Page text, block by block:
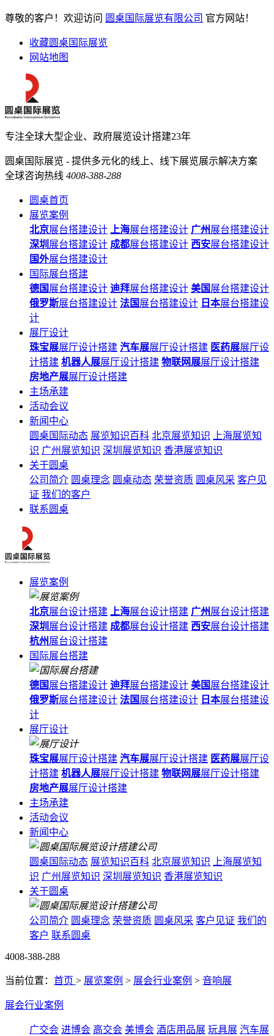
尊敬的客户！欢迎访问 圆桌国际展览有限公司 官方网站！
收藏圆桌国际展览
网站地图
专注全球大型企业、政府展览设计搭建23年
圆桌国际展览 - 提供多元化的线上、线下展览展示解决方案
全球咨询热线 4008-388-288
圆桌首页
展览案例
北京展台搭建设计 上海展台搭建设计 广州展台搭建设计
深圳 展台搭建设计 成都展台搭建设计 西安展台搭建设计
国外展台搭建设计
国际展台搭建
德国 展台搭建设计 迪拜展台搭建设计 美国 展台搭建设计
俄罗斯展台搭建设计 法国 展台搭建设计 日本展台搭建设
计
展厅设计
珠宝展展厅设计搭建 汽车展展厅设计搭建 医药展展厅设
计搭建 机器人展展厅设计搭建 物联网展展厅设计搭建
房地产展展厅设计搭建
主场承建
活动会议
新闻中心
圆桌国际动态 展览知识百科 北京展览知识
上海展览知
识 广州展览知识 深圳展览知识 香港展览知识
关于圆桌
公司简介 圆桌理念 圆桌动态 荣誉资质 圆桌风采 客户见
证 我们的客户
联系圆桌
展览案例
北京展台设计搭建 上海展台设计搭建 广州展台设计搭建
深圳 展台设计搭建 成都展台设计搭建 西安展台设计搭建
杭州展台设计搭建
国际展台搭建
德国 展台搭建设计 迪拜展台搭建设计 美国 展台搭建设计
俄罗斯展台搭建设计 法国 展台搭建设计 日本展台搭建设
计
展厅设计
珠宝展展厅设计搭建 汽车展展厅设计搭建 医药展展厅设
计搭建 机器人展展厅设计搭建 物联网展展厅设计搭建
房地产展展厅设计搭建
主场承建
活动会议
新闻中心
圆桌国际动态 展览知识百科 北京展览知识
上海展览知
识 广州展览知识 深圳展览知识 香港展览知识
关于圆桌
公司简介 圆桌理念 荣誉资质 圆桌风采 客户见证 我们的
客户 联系圆桌
4008-388-288
当前位置： 首页 > 展览案例 > 展会行业案例 > 音响展
展会行业案例
广交会 进博会 高交会 美博会 酒店用品展 玩具展 汽车展